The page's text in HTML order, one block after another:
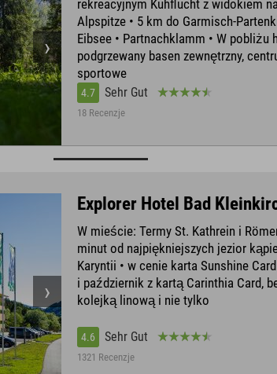
rekreacyjnym Kuhflucht z widokiem
Alpspitze • 5 km do Garmisch-
Eibsee • Partnachklamm • W pobliżu
podgrzewany basen zewnętrzny,
sportowe
4.7 Sehr Gut
18 Recenzje
Explorer Hotel Bad
W mieście: Termy St. Kathrein i
minut od najpiękniejszych jezior
Karyntii • w cenie karta Sunshine
i październik z kartą Carinthia Card,
kolejką linową i nie tylko
4.6 Sehr Gut
1321 Recenzje